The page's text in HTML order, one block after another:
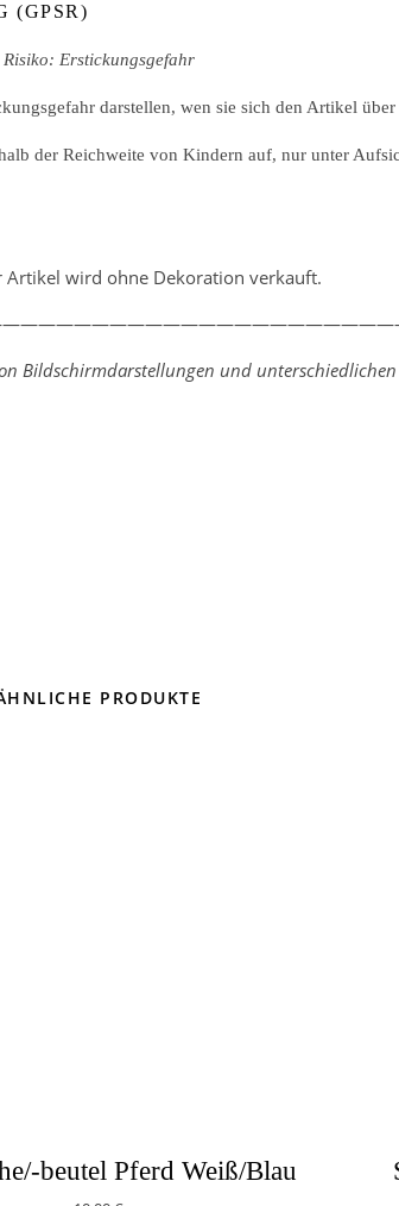
(GPSR)
Risiko: Erstickungsgefahr
darstellen, wen sie sich den Artikel
der Reichweite von Kindern auf, nur unter
Artikel wird ohne Dekoration verkauft.
Bildschirmdarstellungen und
PRODUKTE
beutel Pferd Weiß/Blau